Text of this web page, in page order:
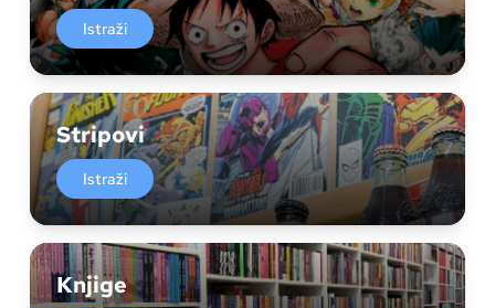
Istraži
Stripovi
Istraži
Knjige